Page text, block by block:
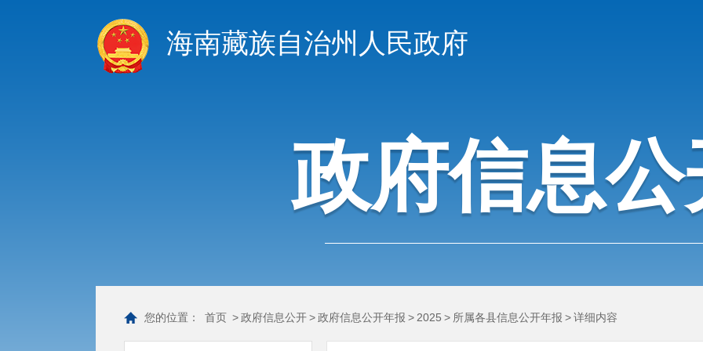
海南藏族自治州人民政府
政府信息公
您的位置： 首页 >政府信息公开>政府信息公开年报 > 2025 > 所属各县信息公开年报 >详细内容